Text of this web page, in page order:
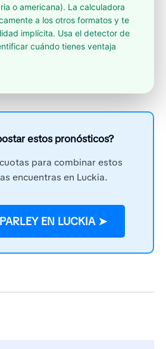
o americana). La calculadora
a los otros formatos y te
implícita. Usa el detector de
cuándo tienes ventaja
estos pronósticos?
para combinar estos
encuentras en Luckia.
EN LUCKIA ➤